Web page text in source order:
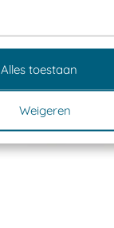
Alles toestaan
Weigeren